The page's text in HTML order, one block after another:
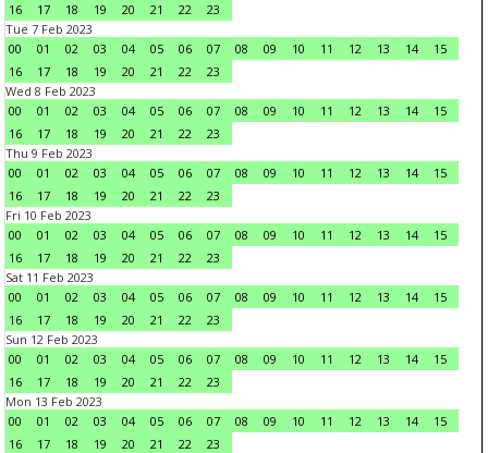
16
17 18 19 20 21 22
23
Tue 7 Feb 2023
00
01 02 03 04 05 06 07 08 09 10 11 12 13 14
15
16
17 18 19 20 21 22
23
Wed 8 Feb 2023
00
01 02 03 04 05 06 07 08 09 10 11 12 13 14
15
16
17 18 19 20 21 22
23
Thu 9 Feb 2023
00
01 02 03 04 05 06 07 08 09 10 11 12 13 14
15
16
17 18 19 20 21 22
23
Fri 10 Feb 2023
00
01 02 03 04 05 06 07 08 09 10 11 12 13 14
15
16
17 18 19 20 21 22
23
Sat 11 Feb 2023
00
01 02 03 04 05 06 07 08 09 10 11 12 13 14
15
16
17 18 19 20 21 22
23
Sun 12 Feb 2023
00
01 02 03 04 05 06 07 08 09 10 11 12 13 14
15
16
17 18 19 20 21 22
23
Mon 13 Feb 2023
00
01 02 03 04 05 06 07 08 09 10 11 12 13 14
15
16
17 18 19 20 21 22
23